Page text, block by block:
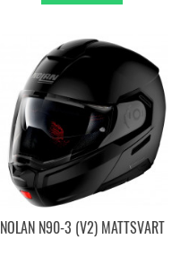
NOLAN N90-3 (V2) MATTSVART